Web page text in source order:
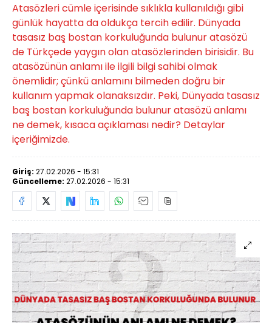
Atasözleri cümle içerisinde sıklıkla kullanıldığı gibi
günlük hayatta da oldukça tercih edilir. Dünyada
tasasız baş bostan korkuluğunda bulunur atasözü
de Türkçede yaygın olan atasözlerinden birisidir. Bu
atasözünün anlamı ile ilgili bilgi sahibi olmak
önemlidir; çünkü anlamını bilmeden doğru bir
kullanım yapmak olanaksızdır. Peki, Dünyada tasasız
baş bostan korkuluğunda bulunur atasözü anlamı
ne demek, kısaca açıklaması nedir? Detaylar
içeriğimizde.
Giriş: 27.02.2026 - 15:31
Güncelleme: 27.02.2026 - 15:31